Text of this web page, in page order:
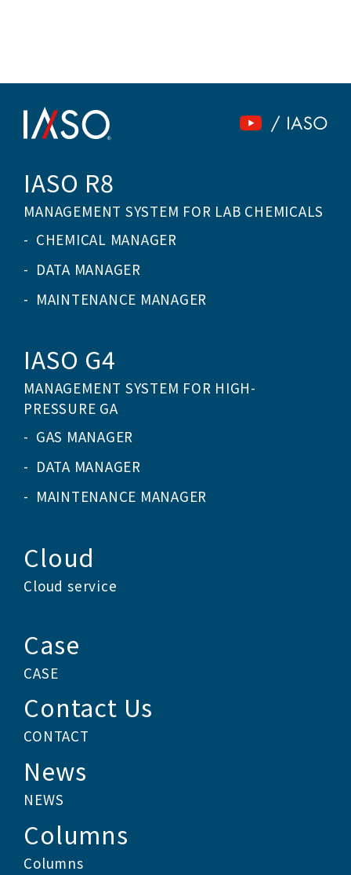
IASO R8
MANAGEMENT SYSTEM FOR LAB CHEMICALS
CHEMICAL MANAGER
DATA MANAGER
MAINTENANCE MANAGER
IASO G4
MANAGEMENT SYSTEM FOR HIGH-
PRESSURE GA
GAS MANAGER
DATA MANAGER
MAINTENANCE MANAGER
Cloud
Cloud service
Case
CASE
Contact Us
CONTACT
News
NEWS
Columns
Columns